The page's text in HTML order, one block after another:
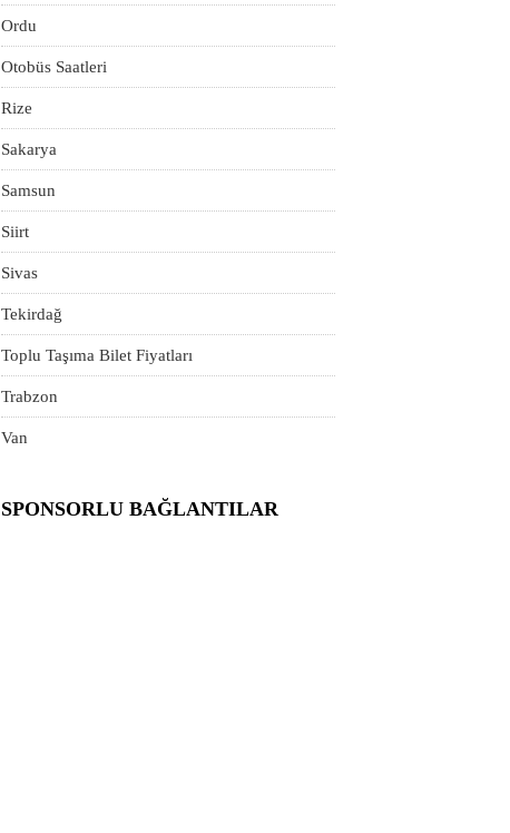
Ordu
Otobüs Saatleri
Rize
Sakarya
Samsun
Siirt
Sivas
Tekirdağ
Toplu Taşıma Bilet Fiyatları
Trabzon
Van
SPONSORLU BAĞLANTILAR